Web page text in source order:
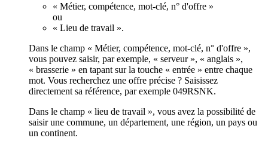
« Métier, compétence, mot-clé, n° d'offre »
ou
« Lieu de travail ».
Dans le champ « Métier, compétence, mot-clé, n° d'offre »,
vous pouvez saisir, par exemple, « serveur », « anglais »,
« brasserie » en tapant sur la touche « entrée » entre chaque
mot. Vous recherchez une offre précise ? Saisissez
directement sa référence, par exemple 049RSNK.
Dans le champ « lieu de travail », vous avez la possibilité de
saisir une commune, un département, une région, un pays ou
un continent.